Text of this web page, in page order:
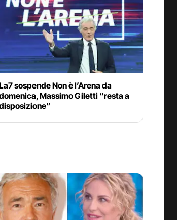
sospende Non è l’Arena da
Massimo Giletti “resta a